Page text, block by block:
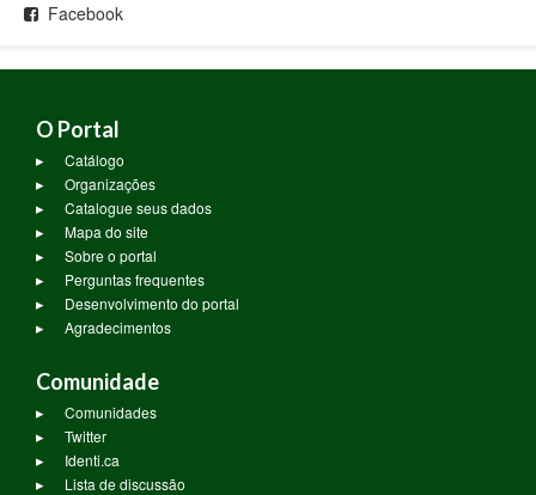
Facebook
O Portal
Catálogo
Organizações
Catalogue seus dados
Mapa do site
Sobre o portal
Perguntas frequentes
Desenvolvimento do portal
Agradecimentos
Comunidade
Comunidades
Twitter
Identi.ca
Lista de discussão